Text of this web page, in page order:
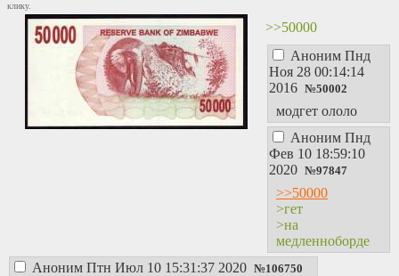
клику.
>>50000
Аноним Пнд
Ноя 28 00:14:14
2016 №50002
модгет ололо
Аноним Пнд
Фев 10 18:59:10
2020 №97847
>>50000
>гет
>на
медленноборде
Аноним Птн Июл 10 15:31:37 2020 №106750